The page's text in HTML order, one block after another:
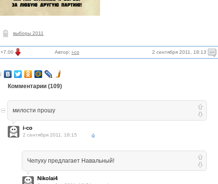
выборы 2011
+7.00 Автор: i-co 2 сентября 2011, 18:13
Комментарии (109)
милости прошу
i-co
2 сентября 2011, 18:15
Чепуху предлагает Навальный!
Nikolai4